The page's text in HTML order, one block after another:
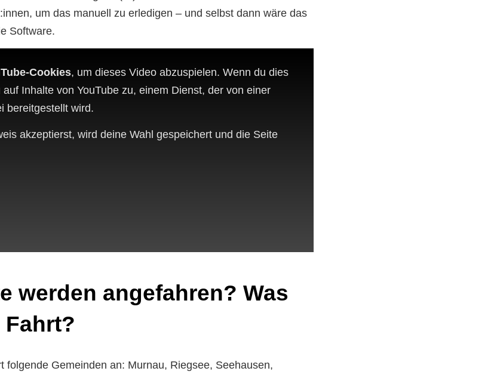
um das manuell zu erledigen – und selbst dann wäre das
Software.
Cookies, um dieses Video abzuspielen. Wenn du dies
Inhalte von YouTube zu, einem Dienst, der von einer
bereitgestellt wird.
akzeptierst, wird deine Wahl gespeichert und die Seite
werden angefahren? Was
Fahrt?
folgende Gemeinden an: Murnau, Riegsee, Seehausen,